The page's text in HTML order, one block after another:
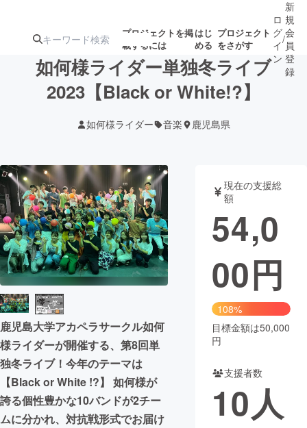
プロジェクトを掲
載するには
はじ
める
プロジェクト
をさがす
ターン
注目の新着プロ
ジェクト
募集終了が近いプ
ロジェクト
アート・写真 音楽
テクノロジー・ガジェット ゲーム・
映像・映画 書籍・雑誌
チャレンジ
まちづくり・地域活性化
CAMPFIRE for Social Good
CAMPFIRE Creation
CAMPFIREふるさと納税
コミュニティ
ロ
グ
イ
ン
/
新
規
会
員
登
録
如何様ライダー単独冬ライブ
2023【Black or White!?】
如何様ライダー 音楽 鹿児島県
鹿児島大学アカペラサークル如何
様ライダーが開催する、第8回単
独冬ライブ！今年のテーマは
【Black or White !?】 如何様が
誇る個性豊かな10バンドが2チー
ムに分かれ、対抗戦形式でお届け
現在の支援総
額
54,0
00円
108%
目標金額は50,000
円
支援者数
10人